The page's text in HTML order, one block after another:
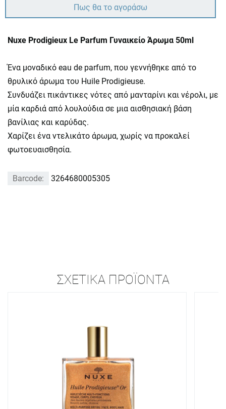
Πως θα το αγοράσω
Nuxe Prodigieux Le Parfum Γυναικείο Άρωμα 50ml
Ένα μοναδικό eau de parfum, που γεννήθηκε από το
θρυλικό άρωμα του Huile Prodigieuse.
Συνδυάζει πικάντικες νότες από μανταρίνι και νέρολι, με
μία καρδιά από λουλούδια σε μια αισθησιακή βάση
βανίλιας και καρύδας.
Χαρίζει ένα ντελικάτο άρωμα, χωρίς να προκαλεί
φωτοευαισθησία.
Barcode: 3264680005305
ΣΧΕΤΙΚΆ ΠΡΟΪΌΝΤΑ